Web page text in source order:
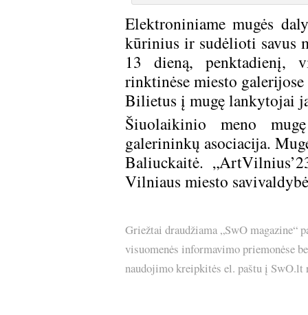
Elektroniniame mugės
kūrinius ir sudėlioti savus
13 dieną, penktadienį,
rinktinėse miesto
Bilietus į mugę lankytojai
Šiuolaikinio meno
galerininkų asociacija.
Baliuckaitė.
Vilniaus miesto
Griežtai draudžiama „SwO magazine“
visuomenės informavimo priemonėse
naudojimo kreipkitės el. paštu į